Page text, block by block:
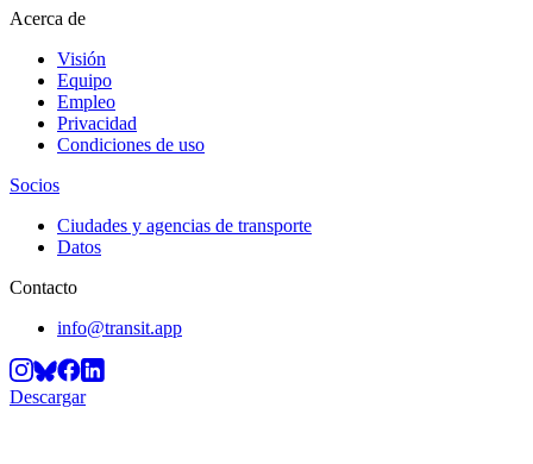
Acerca de
Visión
Equipo
Empleo
Privacidad
Condiciones de uso
Socios
Ciudades y agencias de transporte
Datos
Contacto
info@transit.app
Descargar